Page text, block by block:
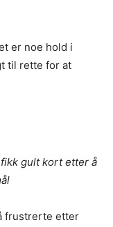
er noe hold i
til rette for at
gult kort etter å
frustrerte etter